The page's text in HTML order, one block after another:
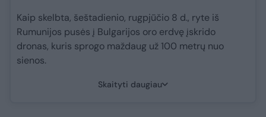
Kaip skelbta, šeštadienio, rugpjūčio 8 d., ryte iš
Rumunijos pusės į Bulgarijos oro erdvę įskrido
dronas, kuris sprogo maždaug už 100 metrų nuo
sienos.
Skaityti daugiau